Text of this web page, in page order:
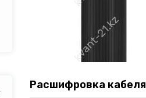
Расшифровка кабеля